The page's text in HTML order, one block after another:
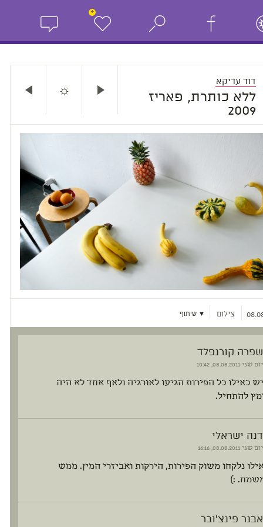
+
דוד עדיקא
ללא כותרת, פאריז
2009
☼
צילום ▼ שיתוף
שפרה קורנפלד
יום שני
כאילו כל הפירות הגיעו לאורגיה ולאף אחד לא היה
להתחיל.
דנה ישראלי
יום שני
נלקחו משוק הפירות, הירקות ואביזרי המין. ממש
:)
אבנר פינצ'ובר